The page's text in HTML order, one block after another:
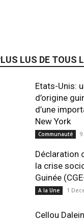
LUS DE TOUS
Etats-Unis:
d’origine
d’une
New York
Communauté
Déclaration
la crise
Guinée
A la Une 1
Cellou